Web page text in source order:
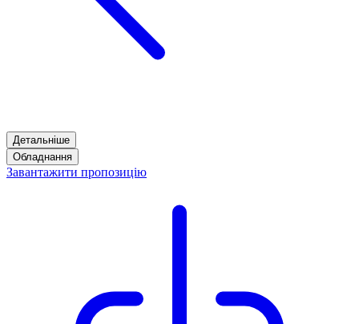
Детальніше
Обладнання
Завантажити пропозицію